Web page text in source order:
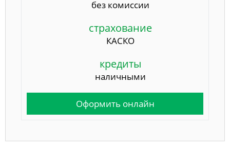
без комиссии
страхование
КАСКО
кредиты
наличными
Оформить онлайн